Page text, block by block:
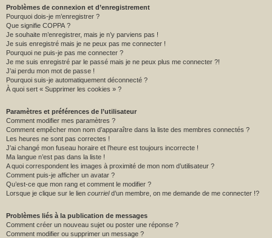
Problèmes de connexion et d’enregistrement
Pourquoi dois-je m’enregistrer ?
Que signifie COPPA ?
Je souhaite m’enregistrer, mais je n’y parviens pas !
Je suis enregistré mais je ne peux pas me connecter !
Pourquoi ne puis-je pas me connecter ?
Je me suis enregistré par le passé mais je ne peux plus me connecter ?!
J’ai perdu mon mot de passe !
Pourquoi suis-je automatiquement déconnecté ?
À quoi sert « Supprimer les cookies » ?
Paramètres et préférences de l’utilisateur
Comment modifier mes paramètres ?
Comment empêcher mon nom d’apparaître dans la liste des membres connectés ?
Les heures ne sont pas correctes !
J’ai changé mon fuseau horaire et l’heure est toujours incorrecte !
Ma langue n’est pas dans la liste !
A quoi correspondent les images à proximité de mon nom d’utilisateur ?
Comment puis-je afficher un avatar ?
Qu’est-ce que mon rang et comment le modifier ?
Lorsque je clique sur le lien courrield’un membre, on me demande de me connecter !?
Problèmes liés à la publication de messages
Comment créer un nouveau sujet ou poster une réponse ?
Comment modifier ou supprimer un message ?